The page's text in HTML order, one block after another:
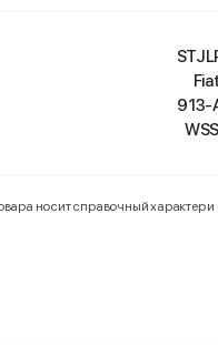
913-
носит справочный характер